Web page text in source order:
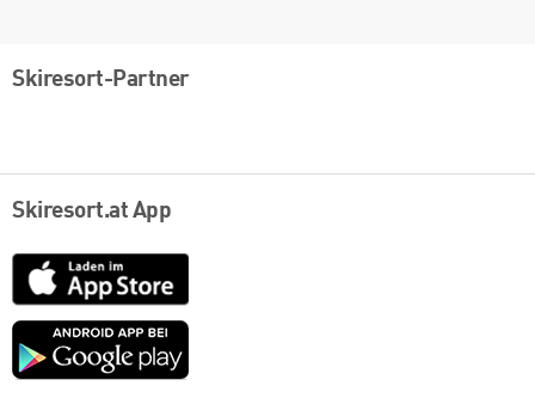
Skiresort-Partner
Skiresort.at App
App
Store
Google